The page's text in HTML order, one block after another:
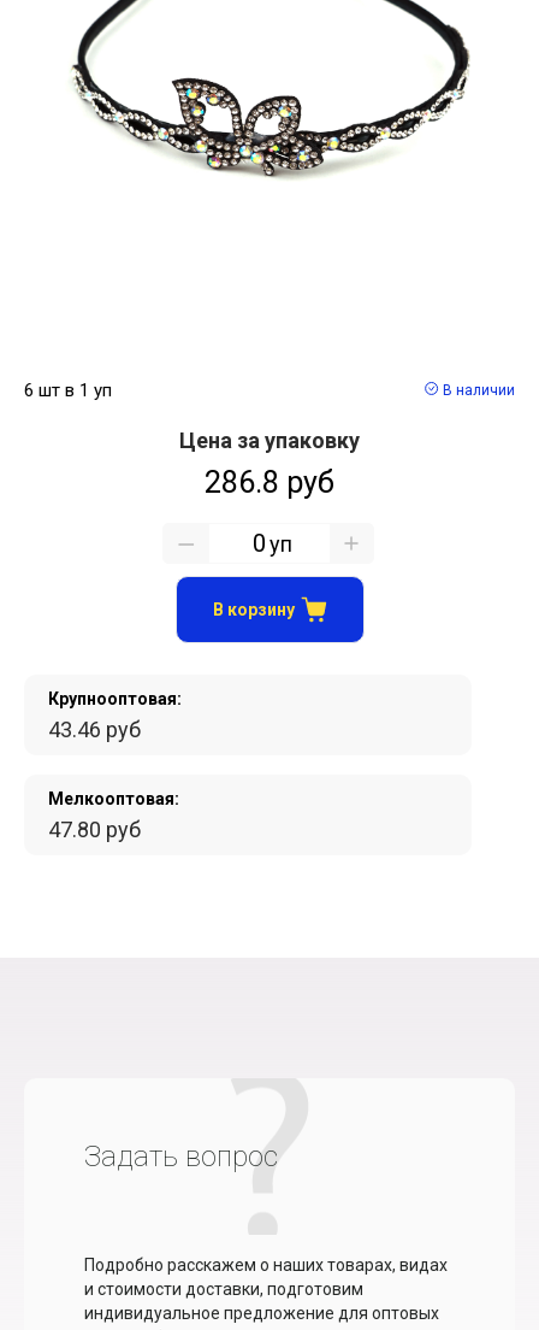
6 шт в 1 уп В наличии
Крупнооптовая:
43.46 руб
Мелкооптовая:
47.80 руб
Цена за упаковку
286.8 руб
уп
В корзину
Задать вопрос
Подробно расскажем о наших товарах, видах
и стоимости доставки, подготовим
индивидуальное предложение для оптовых